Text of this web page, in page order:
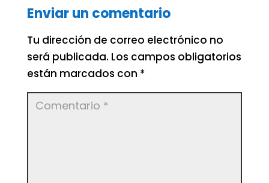
Enviar un comentario
Tu dirección de correo electrónico no
será publicada. Los campos obligatorios
están marcados con *